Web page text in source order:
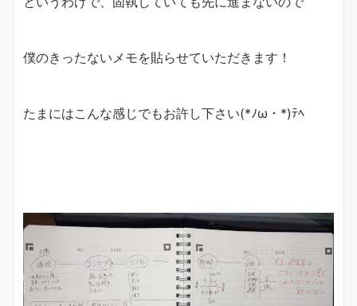
僕のきったないメモを貼らせていただきます！
たまにはこんな感じでもお許し下さい(*ﾉω・*)ﾃﾍ